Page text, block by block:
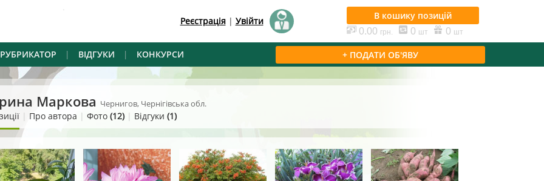
.
Реєстрація| Увійти В кошику позицій
0.00 грн. 0 шт 0 шт
РУБРИКАТОР | ВІДГУКИ | КОНКУРСИ + ПОДАТИ ОБ'ЯВУ
Маркова Чернигов, Чернігівська обл.
| Про автора | Фото (12)| Відгуки (1)